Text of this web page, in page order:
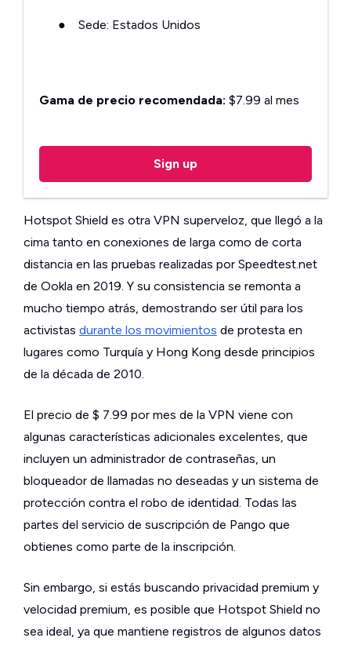
● Sede: Estados Unidos
Gama de precio recomendada: $7.99 al mes
Sign up
Hotspot Shield es otra VPN superveloz, que llegó a la
cima tanto en conexiones de larga como de corta
distancia en las pruebas realizadas por Speedtest.net
de Ookla en 2019. Y su consistencia se remonta a
mucho tiempo atrás, demostrando ser útil para los
activistas durante los movimientos de protesta en
lugares como Turquía y Hong Kong desde principios
de la década de 2010.
El precio de $ 7.99 por mes de la VPN viene con
algunas características adicionales excelentes, que
incluyen un administrador de contraseñas, un
bloqueador de llamadas no deseadas y un sistema de
protección contra el robo de identidad. Todas las
partes del servicio de suscripción de Pango que
obtienes como parte de la inscripción.
Sin embargo, si estás buscando privacidad premium y
velocidad premium, es posible que Hotspot Shield no
sea ideal, ya que mantiene registros de algunos datos